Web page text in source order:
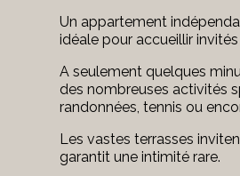
Un appartement
idéale pour accueillir
A seulement quelques
des nombreuses activités
randonnées, tennis ou
Les vastes terrasses
garantit une intimité rare.